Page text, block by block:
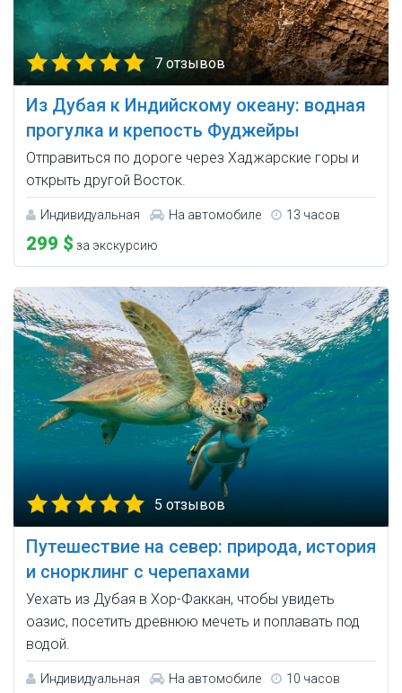
7 отзывов
Из Дубая к Индийскому океану: водная
прогулка и крепость Фуджейры
Отправиться по дороге через Хаджарские горы и
открыть другой Восток.
Индивидуальная На автомобиле 13 часов
299 $ за экскурсию
5 отзывов
Путешествие на север: природа, история
и снорклинг с черепахами
Уехать из Дубая в Хор-Факкан, чтобы увидеть
оазис, посетить древнюю мечеть и поплавать под
водой.
Индивидуальная На автомобиле 10 часов